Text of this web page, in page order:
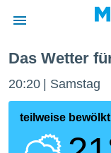
wurde
Das Wetter
20:20 Samstag
teilweise bewölkt